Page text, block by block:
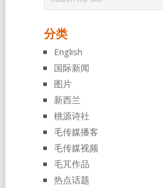
分类
English
国际新闻
图片
新西兰
桃源诗社
毛传媒播客
毛传媒视频
毛芃作品
热点话题